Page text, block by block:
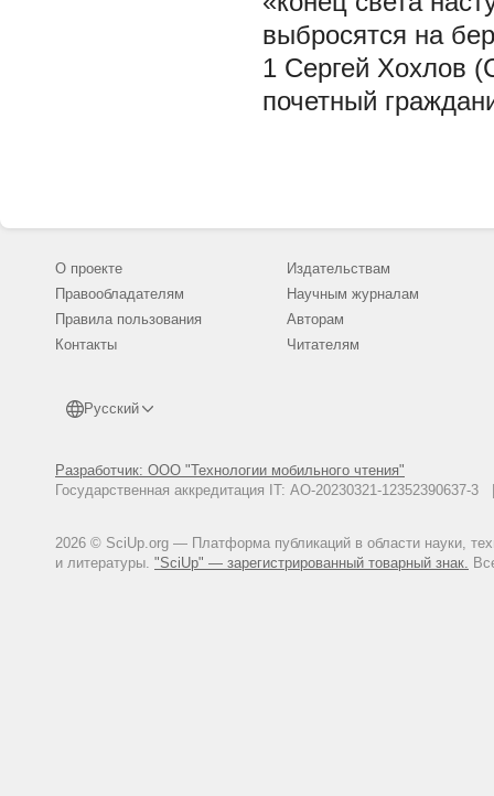
выбросятся на
1 Сергей Хохлов
почетный
О проекте
Правообладателям
Правила пользования
Контакты
Русский
Разработчик: ООО "Технологии мобильного чтения"
Государственная аккредитация IT: АО-20230321-
2026 © SciUp.org — Платформа публикаций в области науки,
и литературы. "SciUp" — зарегистрированный товарный знак.
Издательствам
Научным журналам
Авторам
Читателям